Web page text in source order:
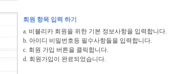
회원 항목 입력 하기
a. 비블리카 회원을 위한 기본 정보사항을 입력합니다.
b. 아이디 비밀번호등 필수사항들을 입력합니다.
c. 회원 가입 버튼을 클릭합니다.
d. 회원가입이 완료되었습니다.